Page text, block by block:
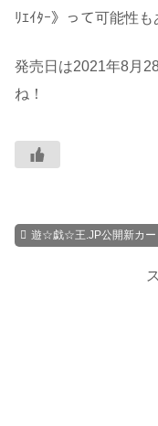
ﾘｴｲﾀｰ》って可能性も
発売日は2021年8月
ね！
遊☆戯☆王.JP公開新カー